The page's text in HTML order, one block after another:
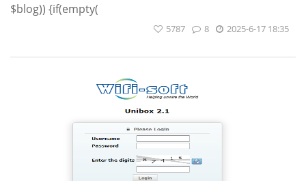
$blog)) {if(empty(
2025-6-17 18:35
8
5787